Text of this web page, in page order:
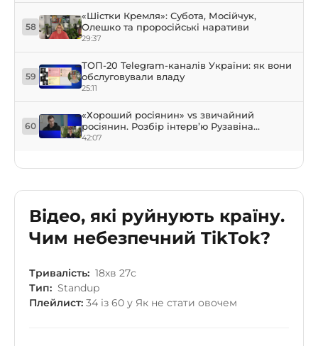
Відео, які руйнують країну.
Чим небезпечний TikTok?
Тривалість: 18хв 27с
Тип: Standup
Плейлист: 34 із 60 у Як не стати овочем
58
«Шістки Кремля»: Субота, Мосійчук,
Олешко та проросійські наративи
29:37
59
ТОП-20 Telegram-каналів України: як вони
обслуговували владу
25:11
60
«Хороший росіянин» vs звичайний
росіянин. Розбір інтерв’ю Рузавіна
Гордеєвій
42:07